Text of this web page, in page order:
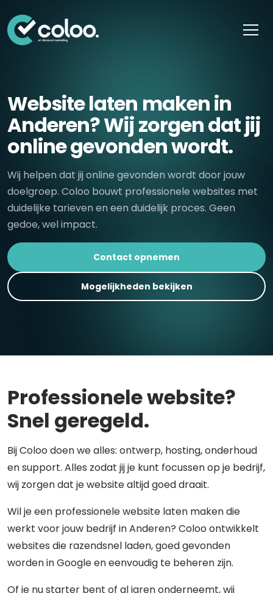
Website laten maken in
Anderen? Wij zorgen dat jij
online gevonden wordt.
Wij helpen dat jij online gevonden wordt door jouw
doelgroep. Coloo bouwt professionele websites met
duidelijke tarieven en een duidelijk proces. Geen
gedoe, wel impact.
Contact opnemen
Mogelijkheden bekijken
Professionele website?
Snel geregeld.
Bij Coloo doen we alles: ontwerp, hosting, onderhoud
en support. Alles zodat jij je kunt focussen op je bedrijf,
wij zorgen dat je website altijd goed draait.
Wil je een professionele website laten maken die
werkt voor jouw bedrijf in Anderen? Coloo ontwikkelt
websites die razendsnel laden, goed gevonden
worden in Google en eenvoudig te beheren zijn.
Of je nu starter bent of al jaren onderneemt, wij